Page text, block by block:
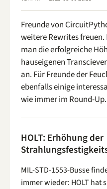
Freunde von
weitere Rewrites freuen.
man die erfolgreiche
hauseigenen
an. Für Freunde der
ebenfalls einige
wie immer im Round-Up.
HOLT: Erhöhung der
MIL-STD-1553-Busse
immer wieder: HOLT hat